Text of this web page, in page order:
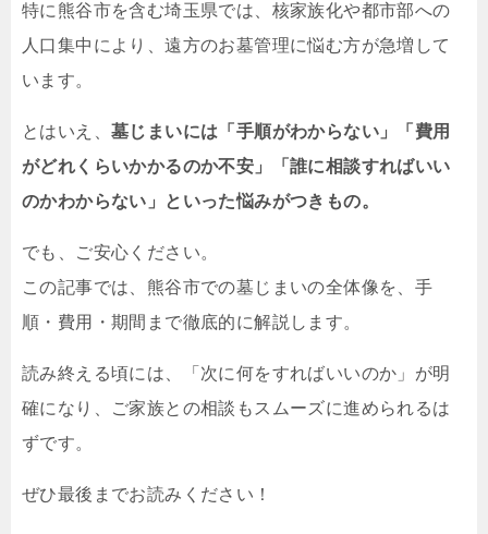
特に熊谷市を含む埼玉県では、核家族化や都市部への
人口集中により、遠方のお墓管理に悩む方が急増して
います。
とはいえ、 墓じまいには「手順がわからない」「費用
がどれくらいかかるのか不安」「誰に相談すればいい
のかわからない」といった悩みがつきもの。
でも、ご安心ください。
この記事では、熊谷市での墓じまいの全体像を、手
順・費用・期間まで徹底的に解説します。
読み終える頃には、「次に何をすればいいのか」が明
確になり、ご家族との相談もスムーズに進められるは
ずです。
ぜひ最後までお読みください！